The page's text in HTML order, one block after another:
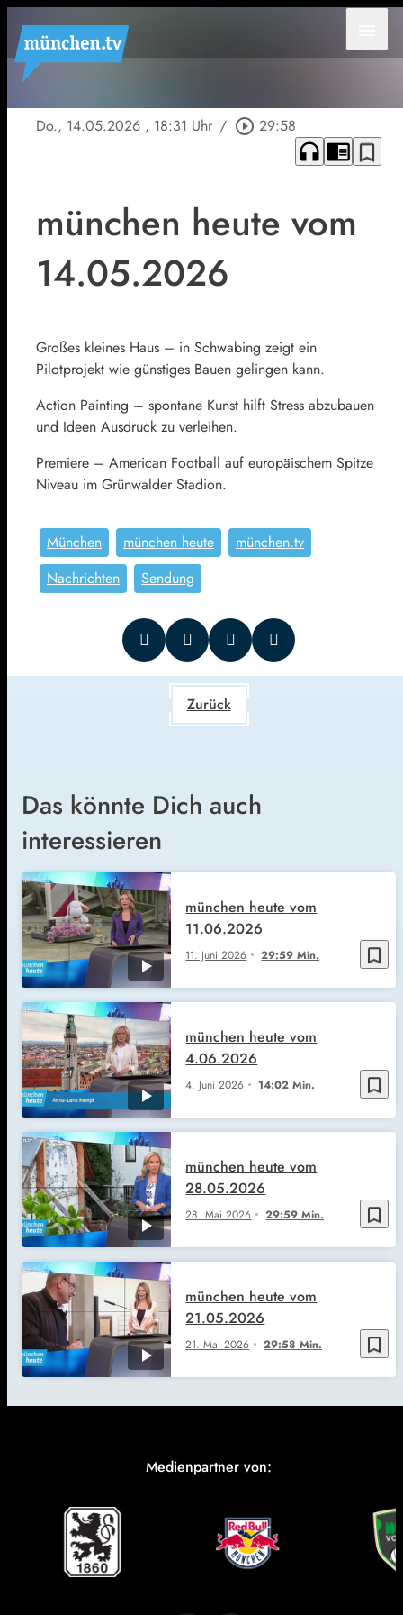
Do., 14.05.2026 , 18:31 Uhr / play_circle_outline 29:58
headphones chrome_reader_mode bookmark_border
münchen heute vom
14.05.2026
Großes kleines Haus – in Schwabing zeigt ein
Pilotprojekt wie günstiges Bauen gelingen kann.
Action Painting – spontane Kunst hilft Stress abzubauen
und Ideen Ausdruck zu verleihen.
Premiere – American Football auf europäischem Spitze
Niveau im Grünwalder Stadion.
München münchen heute
münchen.tv
Nachrichten
Sendung
Zurück
Das könnte Dich auch
interessieren
bookmark_border
11. Juni 2026 29:59 Min.
münchen heute vom
11.06.2026
bookmark_border
4. Juni 2026 14:02 Min.
münchen heute vom
4.06.2026
bookmark_border
28. Mai 2026 29:59 Min.
münchen heute vom
28.05.2026
bookmark_border
21. Mai 2026 29:58 Min.
münchen heute vom
21.05.2026
Medienpartner von: